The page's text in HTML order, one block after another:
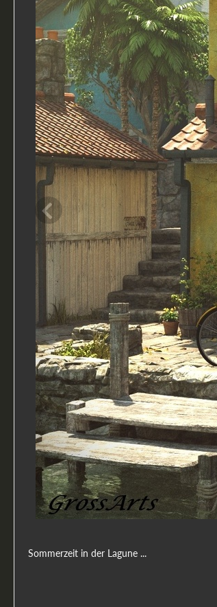
Sommerzeit in der Lagune ...